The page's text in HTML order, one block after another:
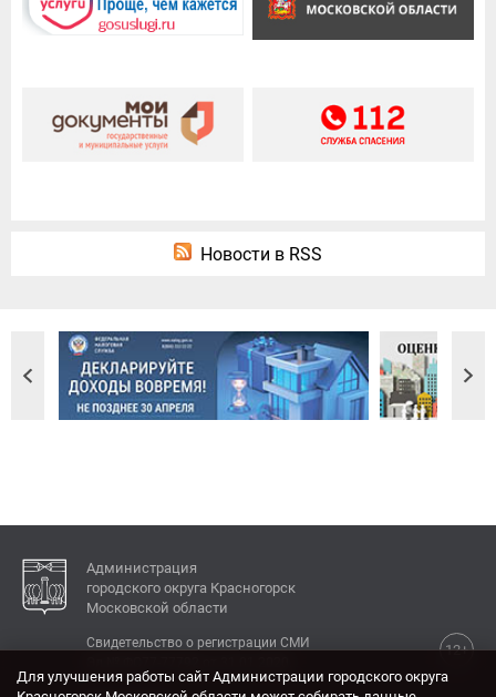
Новости в RSS
Администрация
городского округа Красногорск
Московской области
12+
Свидетельство о регистрации СМИ
Для улучшения работы сайт Администрации городского округа